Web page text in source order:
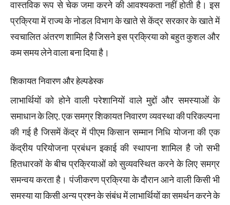
वास्तविक रूप से चेक जमा करने की आवश्यकता नहीं होती है। इस
प्रक्रिया में राज्य के नोडल विभाग के खाते से केंद्र सरकार के खाते में
स्वचालित अंतरण शामिल है जिसने इस प्रक्रिया को बहुत कुशल और
कम समय लेने वाला बना दिया है।
शिकायत निवारण और हेल्पडेस्क
लाभार्थियों को होने वाली परेशानियों वाले मुद्दों और समस्याओं के
समाधान के लिए, एक समग्र शिकायत निवारण व्यवस्था की परिकल्पना
की गई है जिसमें केंद्र में पीएम किसान सम्मान निधि योजना की एक
केंद्रीय परियोजना प्रबंधन इकाई की स्थापना शामिल है जो सभी
हितधारकों के बीच प्रक्रियाओं को सुव्यवस्थित करने के लिए समग्र
समन्वय करता है। पंजीकरण प्रक्रिया के दौरान आने वाली किसी भी
समस्या या किसी अन्य प्रश्न के संबंध में लाभार्थियों का समर्थन करने के